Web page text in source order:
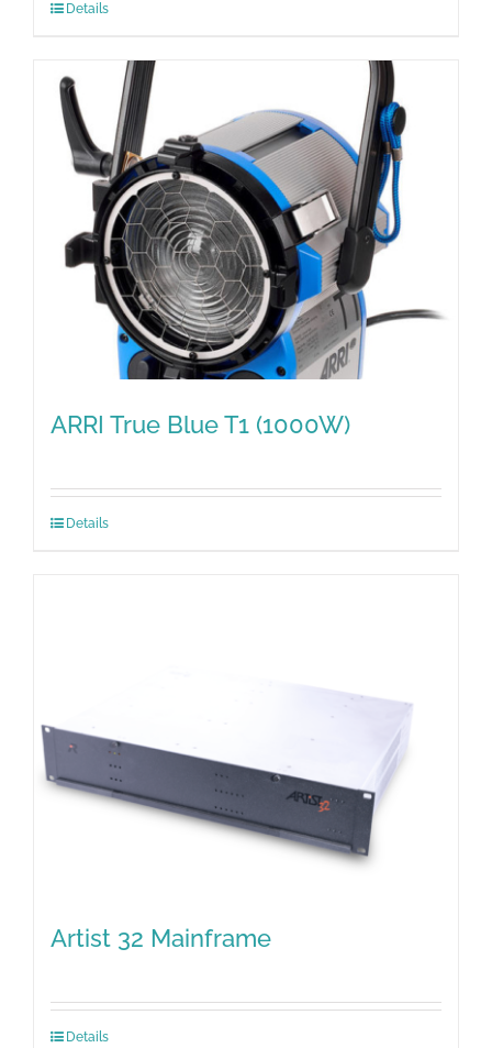
Details
ARRI True Blue T1 (1000W)
Details
Artist 32 Mainframe
Details